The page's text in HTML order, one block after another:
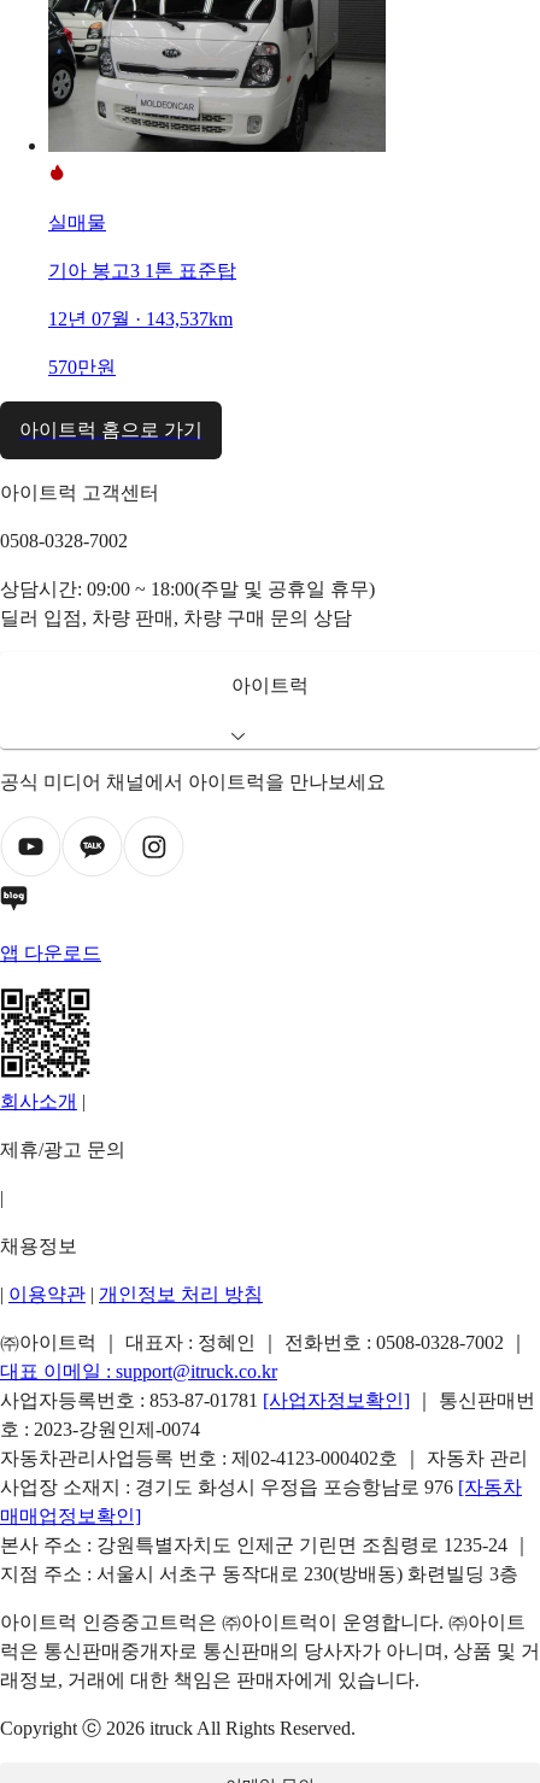
실매물
기아 봉고3 1톤 표준탑
12년 07월 · 143,537km
570만원
아이트럭 홈으로 가기
아이트럭 고객센터
0508-0328-7002
상담시간: 09:00 ~ 18:00(주말 및 공휴일 휴무)
딜러 입점, 차량 판매, 차량 구매 문의 상담
아이트럭
공식 미디어 채널에서 아이트럭을 만나보세요
앱 다운로드
회사소개 |
제휴/광고 문의
|
채용정보
| 이용약관 | 개인정보 처리 방침
㈜아이트럭 ｜ 대표자 : 정혜인 ｜ 전화번호 : 0508-0328-7002
대표 이메일 : support@itruck.co.kr
사업자등록번호 : 853-87-01781 [사업자정보확인]
｜ 통신판매번
호 : 2023-강원인제-0074
자동차관리사업등록 번호 : 제02-4123-000402호 ｜ 자동차 관리
사업장 소재지 : 경기도 화성시 우정읍 포승항남로 976 [자동차
매매업정보확인]
본사 주소 : 강원특별자치도 인제군 기린면 조침령로 1235-24 ｜
지점 주소 : 서울시 서초구 동작대로 230(방배동) 화련빌딩 3층
아이트럭 인증중고트럭은 ㈜아이트럭이 운영합니다. ㈜아이트
럭은 통신판매중개자로 통신판매의 당사자가 아니며, 상품 및 거
래정보, 거래에 대한 책임은 판매자에게 있습니다.
Copyright ⓒ 2026 itruck All Rights Reserved.